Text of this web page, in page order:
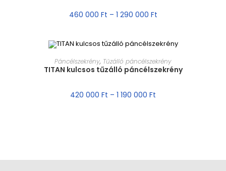
460 000 Ft – 1 290 000 Ft
MÉRET VÁLASZTÁSA
Páncélszekrény, Tűzálló páncélszekrény
TITAN kulcsos tűzálló páncélszekrény
420 000 Ft – 1 190 000 Ft